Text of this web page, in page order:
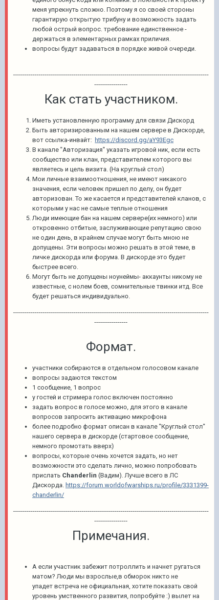
меня упрекнуть сложно. Поэтому я со своей стороны
гарантирую открытую трибуну и возможность задать
любой острый вопрос. требование единственное -
держаться в элементарных рамках приличия.
вопросы будут задаваться в порядке живой очереди.
----------------------------------------------------------------------------------------------------
-----------------
Как стать участником.
Иметь установленную программу для связи Дискорд
Быть авторизированным на нашем сервере в Дискорде,
вот ссылка-инвайт: https://discord.gg/aY93Egc
В канале "Авторизация" указать игровой ник, если есть
сообщество или клан, представителем которого вы
являетесь и цель визита. (На круглый стол)
Мои личные взаимоотношения, не имеют никакого
значения, если человек пришел по делу, он будет
авторизован. То же касается и представителей кланов, с
которыми у нас не самые теплые отношения
Люди имеющие бан на нашем сервере(их немного) или
откровенно отбитые, заслуживающие репутацию свою
не один день, в крайнем случае могут быть мною не
допущены. Эти вопросы можно решать в этой теме, в
личке дискорда или форума. В дискорде это будет
быстрее всего.
Могут быть не допущены ноунеймы- аккаунты никому не
известные, с нолем боев, сомнительные твинки итд. Все
будет решаться индивидуально.
----------------------------------------------------------------------------------------------------
-----------------
Формат.
участники собираются в отдельном голосовом канале
вопросы задаются текстом
1 сообщение, 1 вопрос
у гостей и стримера голос включен постоянно
задать вопрос в голосе можно, для этого в канале
вопросов запросить активацию микрофона
более подробно формат описан в канале "Круглый стол"
нашего сервера в дискорде (стартовое сообщение,
немного промотать вверх)
вопросы, которые очень хочется задать, но нет
возможности это сделать лично, можно попробовать
прислать Chanderlin (Вадим). Лучше всего в ЛС
Дискорда. https://forum.worldofwarships.ru/profile/3331399-
chanderlin/
----------------------------------------------------------------------------------------------------
-----------------
Примечания.
А если участник забежит потроллить и начнет ругаться
матом? Люди мы взрослые,в обморок никто не
упадет встреча не официальная, хотите показать свой
уровень умственного развития, попробуйте :) вылет на